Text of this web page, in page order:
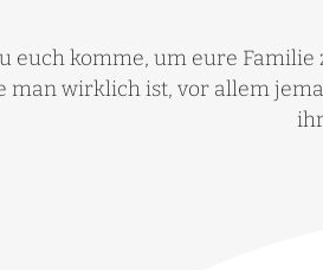
euch komme, um eure
man wirklich ist, vor allem